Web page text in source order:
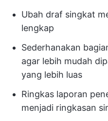
Ubah draf singkat
lengkap
Sederhanakan
agar lebih mudah
yang lebih luas
Ringkas laporan
menjadi ringkasan